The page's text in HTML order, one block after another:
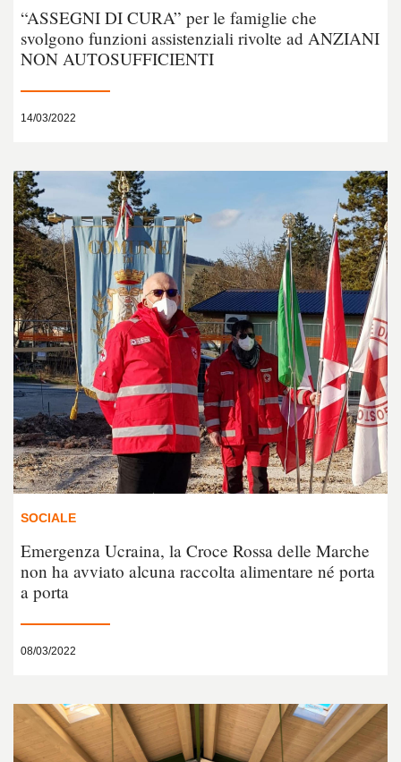
“ASSEGNI DI CURA” per le famiglie che
svolgono funzioni assistenziali rivolte ad ANZIANI
NON AUTOSUFFICIENTI
14/03/2022
SOCIALE
Emergenza Ucraina, la Croce Rossa delle Marche
non ha avviato alcuna raccolta alimentare né porta
a porta
08/03/2022